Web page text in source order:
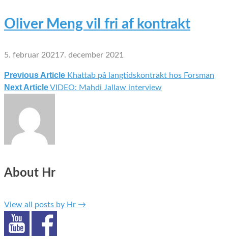
Oliver Meng vil fri af kontrakt
5. februar 2021 7. december 2021
Indlægsnavigation
Previous Article Khattab på langtidskontrakt hos Forsman
Next ArticleVIDEO: Mahdi Jallaw interview
About Hr
View all posts by Hr →